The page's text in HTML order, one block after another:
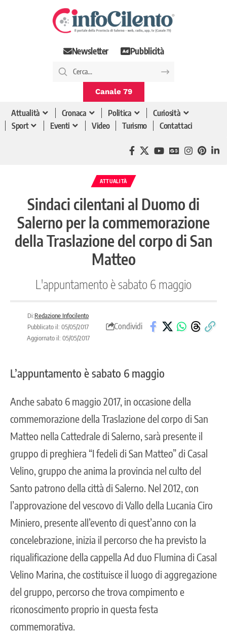
Newsletter Pubblicità
Canale 79
Attualità Cronaca Politica
Curiosità
Sport
Eventi Video Turismo Contattaci
ATTUALITÀ
Sindaci cilentani al Duomo di
Salerno per la commemorazione
della Traslazione del corpo di San
Matteo
L'appuntamento è sabato 6 maggio
Di:Redazione Infocilento
Pubblicato il: 05/05/2017
Aggiornato il: 05/05/2017
Condividi
L’appuntamento è sabato 6 maggio
Anche sabato 6 maggio 2017, in occasione della
commemorazione della Traslazione del corpo di San
Matteo nella Cattedrale di Salerno, sarà presente il
gruppo di preghiera “I fedeli di San Matteo” di Casal
Velino, gruppo che anima la provincia nel culto del
Santo patrono della città di Salerno. Nel 2012, con
l’approvazione del vescovo di Vallo della Lucania Ciro
Miniero, presente all’evento di quest’anno con la
concelebrazione, inizia il percorso che ha previsto la
riqualificazione della cappella Ad duo Flumina di Casal
Velino Marina, che costituisce il luogo di aggregazione
del gruppo, percorso che trova compimento e
riconoscimento proprio in questa festa
commemorativa.